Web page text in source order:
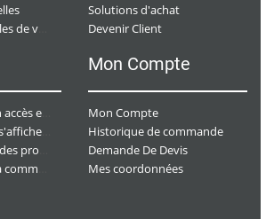
Solutions d'achat
Devenir Client
Mon Compte
Mon Compte
Historique de commande
Demande De Devis
Mes coordonnées